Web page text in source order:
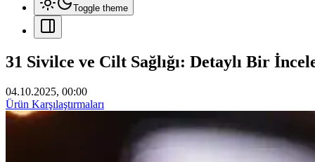
Toggle theme
31 Sivilce ve Cilt Sağlığı: Detaylı Bir
04.10.2025, 00:00
Ürün Karşılaştırmaları